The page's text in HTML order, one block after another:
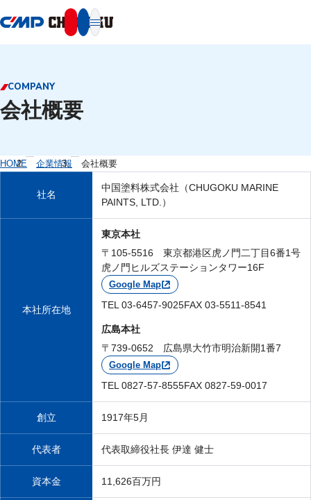
COMPANY
会社概要
HOME 企業情報 会社概要
社名
中国塗料株式会社（CHUGOKU MARINE
PAINTS, LTD.）
本社所在地
東京本社
〒105-5516 東京都港区虎ノ門二丁目6番1号
虎ノ門ヒルズステーションタワー16F
Google Map
TEL 03-6457-9025FAX 03-5511-8541
広島本社
〒739-0652 広島県大竹市明治新開1番7
Google Map
TEL 0827-57-8555FAX 0827-59-0017
創立 1917年5月
代表者 代表取締役社長 伊達 健士
資本金 11,626百万円